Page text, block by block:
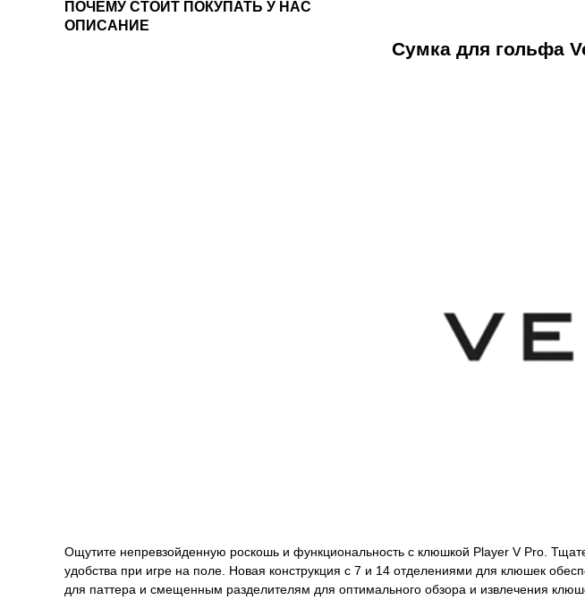
ПОЧЕМУ СТОИТ ПОКУПАТЬ У НАС
ОПИСАНИЕ
Сумка для гольфа
Ощутите непревзойденную роскошь и функциональность с клюшкой Player V Pro.
удобства при игре на поле. Новая конструкция с 7 и 14 отделениями для клюшек
для паттера и смещенным разделителям для оптимального обзора и извлечения